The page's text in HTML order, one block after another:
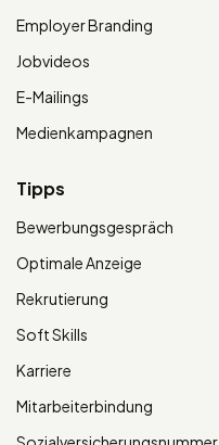
Employer Branding
Jobvideos
E-Mailings
Medienkampagnen
Tipps
Bewerbungsgespräch
Optimale Anzeige
Rekrutierung
Soft Skills
Karriere
Mitarbeiterbindung